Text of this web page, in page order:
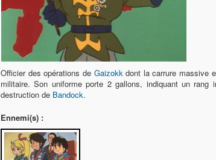
Officier des opérations de Gaizokkdont la carrure massive
militaire. Son uniforme porte 2 gallons, indiquant un rang
destruction de Bandock.
Ennemi(s) :